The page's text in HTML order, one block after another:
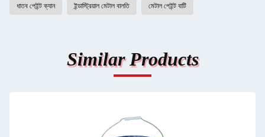
ধাতব পেইন্ট ক্যান ইন্ডাস্ট্রিয়াল মেটাল বালতি মেটাল পেইন্ট বাটি
Similar Products